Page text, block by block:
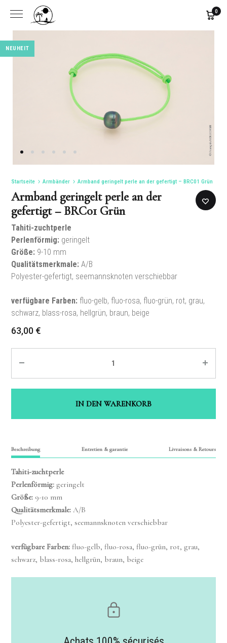
0
NEUHEIT
NEUHEIT
Startseite Armbänder Armband geringelt perle an der gefertigt – BRC01 Grün
Armband geringelt perle an der
gefertigt – BRC01 Grün
Tahiti-zuchtperle
Perlenförmig: geringelt
Größe: 9-10 mm
Qualitätsmerkmale: A/B
Polyester-gefertigt, seemannsknoten verschiebbar
verfügbare Farben: fluo-gelb, fluo-rosa, fluo-grün, rot, grau,
schwarz, blass-rosa, hellgrün, braun, beige
63,00 €
IN DEN WARENKORB
Beschreibung Entretien & garantie Livraisons & Retours
Tahiti-zuchtperle
Perlenförmig: geringelt
Größe: 9-10 mm
Qualitätsmerkmale: A/B
Polyester-gefertigt, seemannsknoten verschiebbar
verfügbare Farben: fluo-gelb, fluo-rosa, fluo-grün, rot, grau,
schwarz, blass-rosa, hellgrün, braun, beige